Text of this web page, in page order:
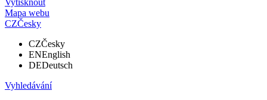
Vytisknout
Mapa webu
CZČesky
CZČesky
ENEnglish
DEDeutsch
Vyhledávání